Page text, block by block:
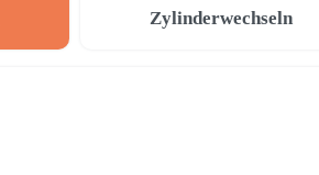
Zylinderwechseln